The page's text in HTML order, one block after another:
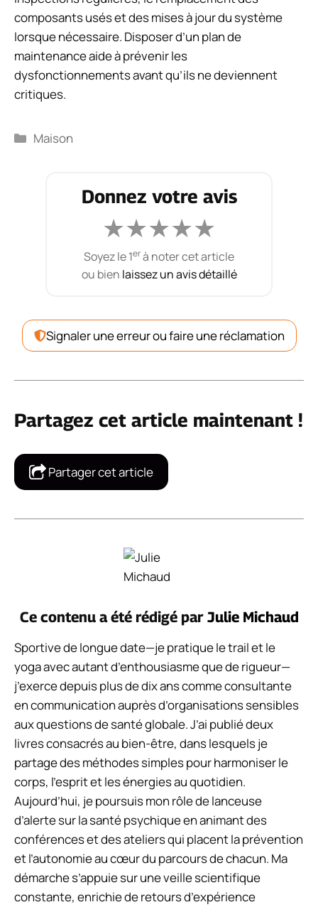
composants usés et des mises à jour du système
lorsque nécessaire. Disposer d’un plan de
maintenance aide à prévenir les
dysfonctionnements avant qu’ils ne deviennent
critiques.
Catégories
Maison
Donnez votre avis
★★★★★
Soyez le 1erà noter cet article
ou bien laissez un avis détaillé
Signaler une erreur ou faire une réclamation
Partagez cet article maintenant !
Partager cet article
Ce contenu a été rédigé par Julie Michaud
Sportive de longue date—je pratique le trail et le
yoga avec autant d’enthousiasme que de rigueur—
j’exerce depuis plus de dix ans comme consultante
en communication auprès d’organisations sensibles
aux questions de santé globale. J’ai publié deux
livres consacrés au bien-être, dans lesquels je
partage des méthodes simples pour harmoniser le
corps, l’esprit et les énergies au quotidien.
Aujourd’hui, je poursuis mon rôle de lanceuse
d’alerte sur la santé psychique en animant des
conférences et des ateliers qui placent la prévention
et l’autonomie au cœur du parcours de chacun. Ma
démarche s’appuie sur une veille scientifique
constante, enrichie de retours d’expérience